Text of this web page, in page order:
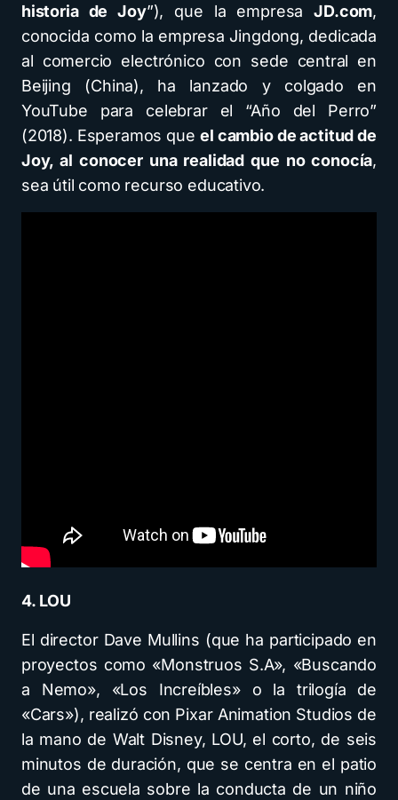
historia de Joy”), que la empresaJD.com,
conocida como la empresa Jingdong, dedicada
al comercio electrónico con sede central en
Beijing (China), ha lanzado y colgado en
YouTube para celebrar el “Año del Perro”
(2018). Esperamos que el cambio de actitud de
Joy, al conocer una realidad que no conocía,
sea útil como recurso educativo.
4. LOU
El director Dave Mullins (que ha participado en
proyectos como «Monstruos S.A», «Buscando
a Nemo», «Los Increíbles» o la trilogía de
«Cars»), realizó con Pixar Animation Studios de
la mano de Walt Disney, LOU, el corto, de seis
minutos de duración, que se centra en el patio
de una escuela sobre la conducta de un niño